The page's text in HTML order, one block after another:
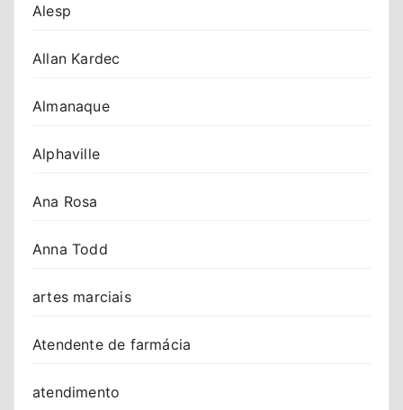
Alesp
Allan Kardec
Almanaque
Alphaville
Ana Rosa
Anna Todd
artes marciais
Atendente de farmácia
atendimento